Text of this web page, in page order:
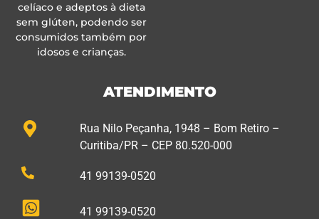
celíaco e adeptos à dieta
sem glúten, podendo ser
consumidos também por
idosos e crianças.
ATENDIMENTO
Rua Nilo Peçanha, 1948 – Bom Retiro –
Curitiba/PR – CEP 80.520-000
41 99139-0520
41 99139-0520